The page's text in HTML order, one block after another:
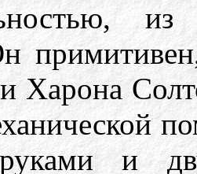
Харона
и